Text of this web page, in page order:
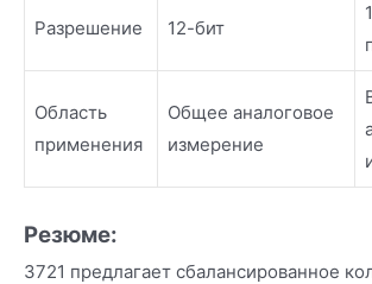
Разрешение 12-бит
Область
применения
Общее аналоговое
измерение
Резюме:
3721 предлагает сбалансированное